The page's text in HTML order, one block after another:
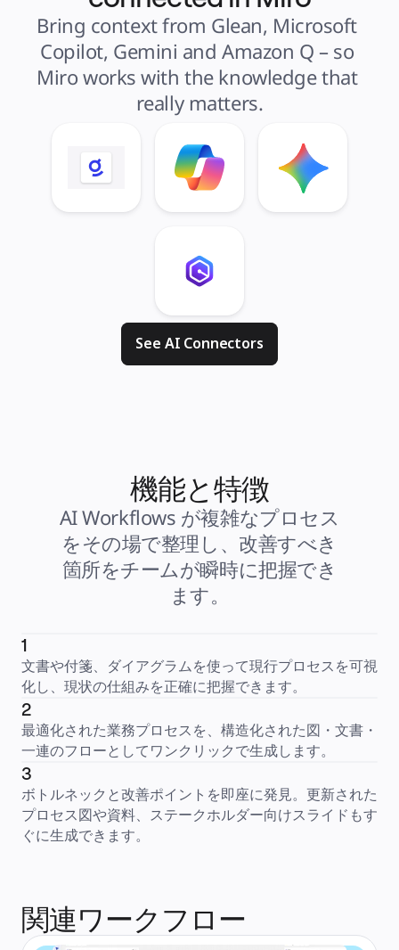
Bring context from Glean, Microsoft
Copilot, Gemini and Amazon Q – so
Miro works with the knowledge that
really matters.
See AI Connectors
機能と特徴
AI Workflows が複雑なプロセス
をその場で整理し、改善すべき
箇所をチームが瞬時に把握でき
ます。
1
文書や付箋、ダイアグラムを使って現行プロセスを可視
化し、現状の仕組みを正確に把握できます。
2
最適化された業務プロセスを、構造化された図・文書・
一連のフローとしてワンクリックで生成します。
3
ボトルネックと改善ポイントを即座に発見。更新された
プロセス図や資料、ステークホルダー向けスライドもす
ぐに生成できます。
関連ワークフロー